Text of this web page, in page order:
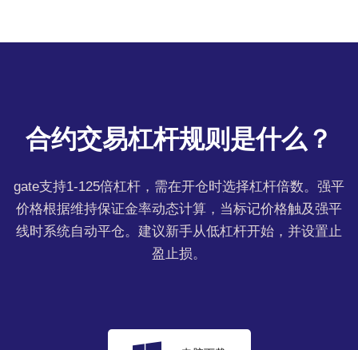
合约交易杠杆规则是什么？
gate支持1-125倍杠杆，需在开仓时选择杠杆倍数。强平
价格根据维持保证金率动态计算，当标记价格触及强平
线时系统自动平仓。建议新手从低杠杆开始，并设置止
盈止损。